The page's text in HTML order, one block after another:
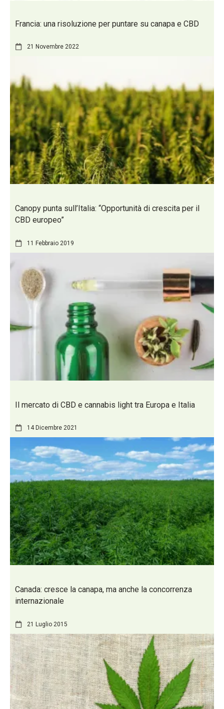
Francia: una risoluzione per puntare su canapa e CBD
21 Novembre 2022
Canopy punta sull’Italia: “Opportunità di crescita per il
CBD europeo”
11 Febbraio 2019
Il mercato di CBD e cannabis light tra Europa e Italia
14 Dicembre 2021
Canada: cresce la canapa, ma anche la concorrenza
internazionale
21 Luglio 2015